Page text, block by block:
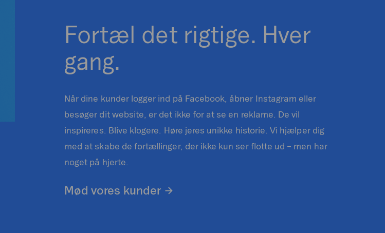
Fortæl det rigtige. Hver
gang.
Når dine kunder logger ind på Facebook, åbner Instagram eller
besøger dit website, er det ikke for at se en reklame. De vil
inspireres. Blive klogere. Høre jeres unikke historie. Vi hjælper dig
med at skabe de fortællinger, der ikke kun ser flotte ud – men har
noget på hjerte.
Mød vores kunder